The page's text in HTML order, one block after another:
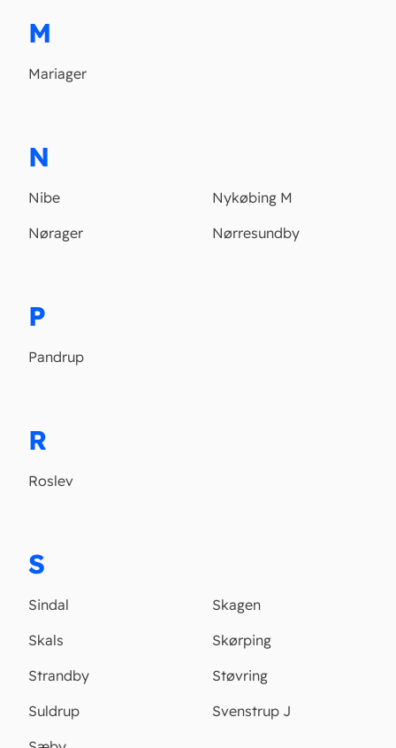
M
Mariager
N
Nibe
Nykøbing M
Nørager
Nørresundby
P
Pandrup
R
Roslev
S
Sindal
Skagen
Skals
Skørping
Strandby
Støvring
Suldrup
Svenstrup J